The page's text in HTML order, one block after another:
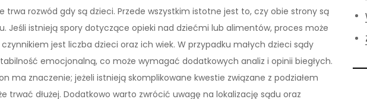
trwa rozwód gdy są dzieci. Przede wszystkim istotne jest to, czy obie strony są
Jeśli istnieją spory dotyczące opieki nad dziećmi lub alimentów, proces może
jest liczba dzieci oraz ich wiek. W przypadku małych dzieci sądy
emocjonalną, co może wymagać dodatkowych analiz i opinii biegłych.
ma znaczenie; jeżeli istnieją skomplikowane kwestie związane z podziałem
trwać dłużej. Dodatkowo warto zwrócić uwagę na lokalizację sądu oraz